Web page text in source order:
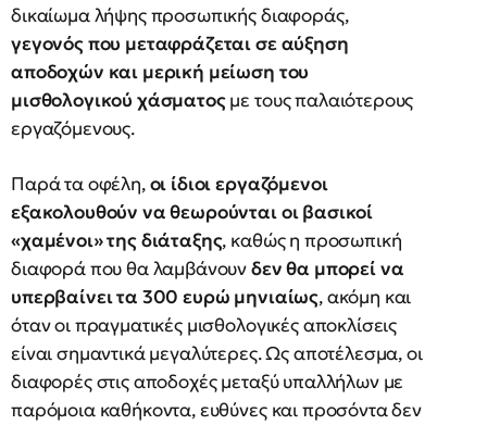
δικαίωμα λήψης προσωπικής διαφοράς,
γεγονός που μεταφράζεται σε αύξηση
αποδοχών και μερική μείωση του
μισθολογικού χάσματοςμε τους παλαιότερους
εργαζόμενους.
Παρά τα οφέλη,οι ίδιοι εργαζόμενοι
εξακολουθούν να θεωρούνται οι βασικοί
«χαμένοι» της διάταξης, καθώς η προσωπική
διαφορά που θα λαμβάνουνδεν θα μπορεί να
υπερβαίνει τα 300 ευρώ μηνιαίως, ακόμη και
όταν οι πραγματικές μισθολογικές αποκλίσεις
είναι σημαντικά μεγαλύτερες. Ως αποτέλεσμα, οι
διαφορές στις αποδοχές μεταξύ υπαλλήλων με
παρόμοια καθήκοντα, ευθύνες και προσόντα δεν